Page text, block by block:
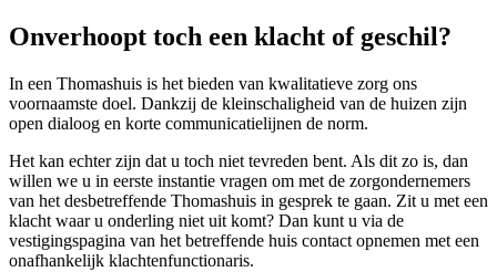
Onverhoopt toch een klacht of geschil?
In een Thomashuis is het bieden van kwalitatieve zorg ons
voornaamste doel. Dankzij de kleinschaligheid van de huizen zijn
open dialoog en korte communicatielijnen de norm.
Het kan echter zijn dat u toch niet tevreden bent. Als dit zo is, dan
willen we u in eerste instantie vragen om met de zorgondernemers
van het desbetreffende Thomashuis in gesprek te gaan. Zit u met een
klacht waar u onderling niet uit komt? Dan kunt u via de
vestigingspagina van het betreffende huis contact opnemen met een
onafhankelijk klachtenfunctionaris.